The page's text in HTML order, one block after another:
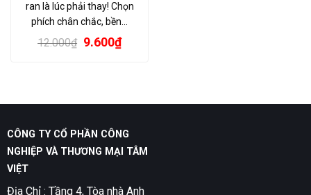
ran là lúc phải thay! Chọn
phích chân chắc, bền…
12.000₫ Giá
9.600₫Giá
hiện
CÔNG TY CỔ PHẦN CÔNG
NGHIỆP VÀ THƯƠNG MẠI TÂM
VIỆT
Địa Chỉ : Tầng 4, Tòa nhà Anh